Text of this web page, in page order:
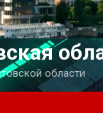
области